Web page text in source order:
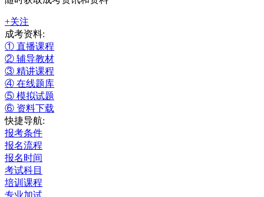
+关注
成考资料:
① 直播课程
② 辅导教材
③ 精讲课程
④ 在线题库
⑤ 模拟试题
⑥ 资料下载
快捷导航:
报考条件
报名流程
报名时间
考试科目
培训课程